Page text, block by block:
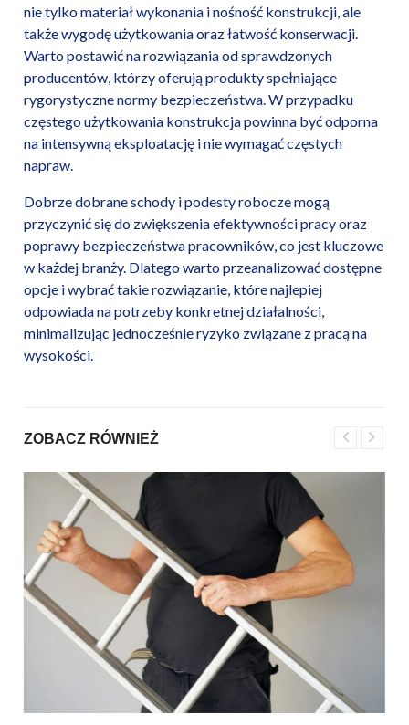
nie tylko materiał wykonania i nośność konstrukcji, ale
także wygodę użytkowania oraz łatwość konserwacji.
Warto postawić na rozwiązania od sprawdzonych
producentów, którzy oferują produkty spełniające
rygorystyczne normy bezpieczeństwa. W przypadku
częstego użytkowania konstrukcja powinna być odporna
na intensywną eksploatację i nie wymagać częstych
napraw.
Dobrze dobrane schody i podesty robocze mogą
przyczynić się do zwiększenia efektywności pracy oraz
poprawy bezpieczeństwa pracowników, co jest kluczowe
w każdej branży. Dlatego warto przeanalizować dostępne
opcje i wybrać takie rozwiązanie, które najlepiej
odpowiada na potrzeby konkretnej działalności,
minimalizując jednocześnie ryzyko związane z pracą na
wysokości.
ZOBACZ RÓWNIEŻ